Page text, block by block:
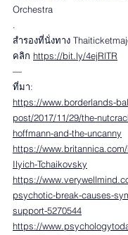
Orchestra
.
สำรองที่นั่งทาง
คลิก https://bit.ly/4ejRlTR
—
ที่มา:
https://www.borderlands-
post/2017/11/29/the-
hoffmann-and-the-uncanny
https://
Ilyich-Tchaikovsky
https://
psychotic-break-causes-
support-5270544
https://